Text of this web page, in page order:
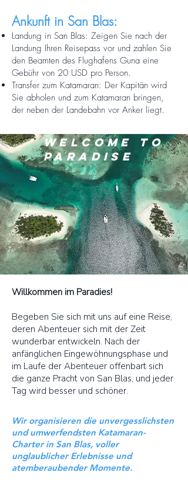
Ankunft in San Blas:
Landung in San Blas: Zeigen Sie nach der
Landung Ihren Reisepass vor und zahlen Sie
den Beamten des Flughafens Guna eine
Gebühr von 20 USD pro Person.
Transfer zum Katamaran: Der Kapitän wird
Sie abholen und zum Katamaran bringen,
der neben der Landebahn vor Anker liegt.
WELCOME TO
PARADISE
Willkommen im Paradies!
Begeben Sie sich mit uns auf eine Reise,
deren Abenteuer sich mit der Zeit
wunderbar entwickeln. Nach der
anfänglichen Eingewöhnungsphase und
im Laufe der Abenteuer offenbart sich
die ganze Pracht von San Blas, und jeder
Tag wird besser und schöner.
Wir organisieren die unvergesslichsten
und umwerfendsten Katamaran-
Charter in San Blas, voller
unglaublicher Erlebnisse und
atemberaubender Momente.